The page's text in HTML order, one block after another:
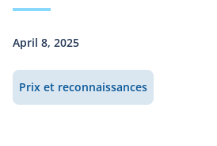
April 8, 2025
Prix et reconnaissances